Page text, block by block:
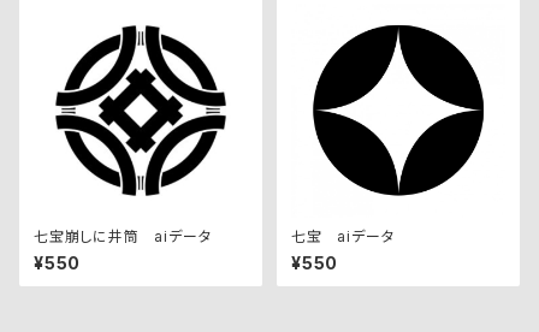
七宝崩しに井筒 aiデータ
¥550
七宝 aiデータ
¥550